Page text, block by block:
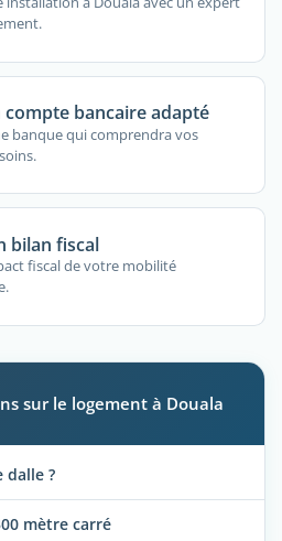
bancaire adapté
banque qui comprendra vos
bilan fiscal
fiscal de votre mobilité
sur le logement à Douala
dalle ?
mètre carré